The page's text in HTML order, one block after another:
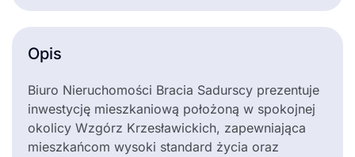
Opis
Biuro Nieruchomości Bracia Sadurscy prezentuje
inwestycję mieszkaniową położoną w spokojnej
okolicy Wzgórz Krzesławickich, zapewniająca
mieszkańcom wysoki standard życia oraz